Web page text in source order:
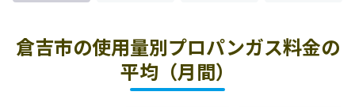
倉吉市の使用量別プロパンガス料金の
平均（月間）